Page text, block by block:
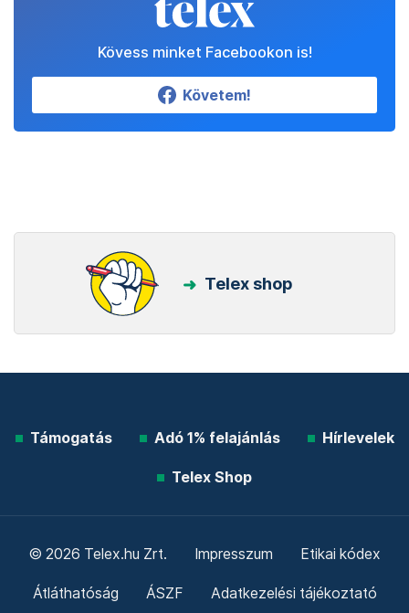
Kövess minket Facebookon is!
Követem!
Telex shop
Támogatás Adó 1% felajánlás Hírlevelek
Telex Shop
© 2026 Telex.hu Zrt. Impresszum Etikai kódex
Átláthatóság ÁSZF Adatkezelési tájékoztató